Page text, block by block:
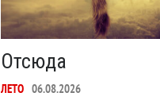
Отсюда
ЛЕТО 06.08.2026